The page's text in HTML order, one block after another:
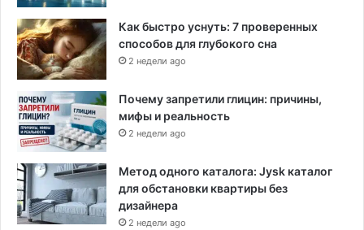
Как быстро уснуть: 7 проверенных
способов для глубокого сна
2 недели ago
Почему запретили глицин: причины,
мифы и реальность
2 недели ago
Метод одного каталога: Jysk каталог
для обстановки квартиры без
дизайнера
2 недели ago